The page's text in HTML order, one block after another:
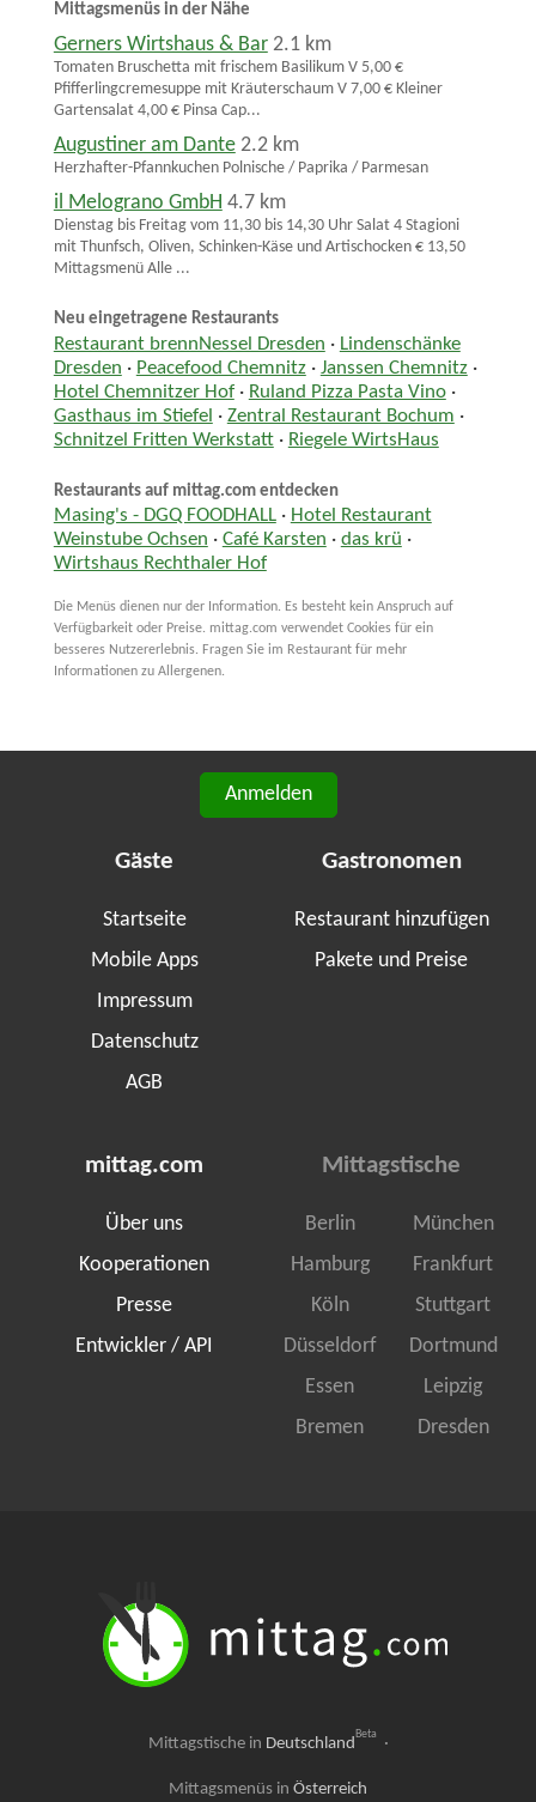
Mittagsmenüs in der Nähe
Gerners Wirtshaus & Bar 2.1 km
Tomaten Bruschetta mit frischem Basilikum V 5,00 €
Pfifferlingcremesuppe mit Kräuterschaum V 7,00 € Kleiner
Gartensalat 4,00 € Pinsa Cap...
Augustiner am Dante 2.2 km
Herzhafter-Pfannkuchen Polnische / Paprika / Parmesan
il Melograno GmbH 4.7 km
Dienstag bis Freitag vom 11,30 bis 14,30 Uhr Salat 4 Stagioni
mit Thunfsch, Oliven, Schinken-Käse und Artischocken € 13,50
Mittagsmenü Alle ...
Neu eingetragene Restaurants
Restaurant brennNessel Dresden · Lindenschänke
Dresden · Peacefood Chemnitz· Janssen Chemnitz·
Hotel Chemnitzer Hof· Ruland Pizza Pasta Vino·
Gasthaus im Stiefel · Zentral Restaurant Bochum ·
Schnitzel Fritten Werkstatt· Riegele WirtsHaus
Restaurants auf mittag.com entdecken
Masing's - DGQ FOODHALL· Hotel Restaurant
Weinstube Ochsen · Café Karsten · das krü ·
Wirtshaus Rechthaler Hof
Die Menüs dienen nur der Information. Es besteht kein Anspruch auf
Verfügbarkeit oder Preise. mittag.com verwendet Cookies für ein
besseres Nutzererlebnis. Fragen Sie im Restaurant für mehr
Informationen zu Allergenen.
Anmelden
Gäste
Startseite
Mobile Apps
Impressum
Datenschutz
AGB
Gastronomen
Restaurant hinzufügen
Pakete und Preise
mittag.com
Über uns
Kooperationen
Presse
Entwickler / API
Mittagstische
Berlin
München
Hamburg
Frankfurt
Köln
Stuttgart
Düsseldorf
Dortmund
Essen
Leipzig
Bremen
Dresden
Mittagstische in Deutschland Beta ·
Mittagsmenüs in Österreich